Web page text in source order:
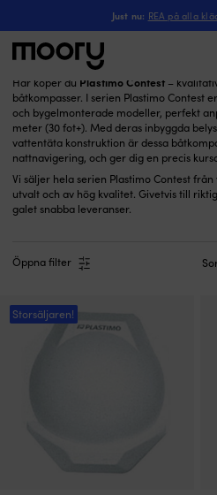
Just nu: REA på alla
Sök
efter:
Plastimo
Här köper du Plastimo Contest –
båtkompasser. I serien Plastimo Contest
och bygelmonterade modeller, perfekt
meter (30 fot+). Med deras inbyggda
vattentäta konstruktion är dessa
nattnavigering, och ger dig en precis
Vi säljer hela serien Plastimo Contest
utvalt och av hög kvalitet. Givetvis till
galet snabba leveranser.
Öppna filter
Storsäljaren!